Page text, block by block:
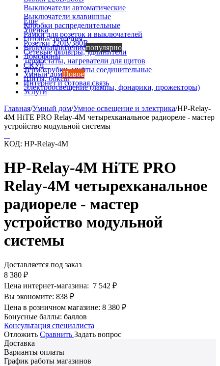
Выключатели автоматические
Выключатели клавишные
Коробки распределительные
Рамки для розеток и выключателей
Розетки 220В/380В
Сетевые фильтры, удлинители
Термостаты, нагреватели для щитов
Термотрубки, муфты соединительные
Щиты, боксы
Электроосвещение (лампы, фонарики, прожекторы)
Еще
Уценка
Готовые решения
Видеонаблюдениепопулярно
Домофоны
СКУД
Умный домНовое
Интернет и сотовая связь
Услуги
Главная/Умный дом/Умное освещение и электрика/HP-Relay-
4M HiTE PRO Relay-4M четырехканальное радиореле - мастер
устройство модульной системы
КОД: HP-Relay-4M
HP-Relay-4M HiTE PRO
Relay-4M четырехканальное
радиореле - мастер
устройство модульной
системы
Доставляется под заказ
8 380 ₽
Цена интернет-магазина: 7 542 ₽
Вы экономите: 838 ₽
Цена в розничном магазине: 8 380 ₽
Бонусные баллы: баллов
Консультация специалиста
Отложить Сравнить Задать вопрос
Доставка
Варианты оплаты
График работы магазинов